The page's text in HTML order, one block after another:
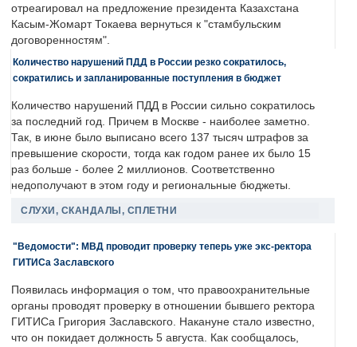
отреагировал на предложение президента Казахстана
Касым-Жомарт Токаева вернуться к "стамбульским
договоренностям".
Количество нарушений ПДД в России резко сократилось,
сократились и запланированные поступления в бюджет
Количество нарушений ПДД в России сильно сократилось
за последний год. Причем в Москве - наиболее заметно.
Так, в июне было выписано всего 137 тысяч штрафов за
превышение скорости, тогда как годом ранее их было 15
раз больше - более 2 миллионов. Соответственно
недополучают в этом году и региональные бюджеты.
СЛУХИ, СКАНДАЛЫ, СПЛЕТНИ
"Ведомости": МВД проводит проверку теперь уже экс-ректора
ГИТИСа Заславского
Появилась информация о том, что правоохранительные
органы проводят проверку в отношении бывшего ректора
ГИТИСа Григория Заславского. Накануне стало известно,
что он покидает должность 5 августа. Как сообщалось,